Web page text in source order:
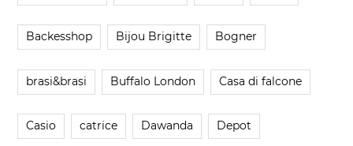
Backesshop Bijou Brigitte Bogner
brasi&brasi Buffalo London Casa di falcone
Casio catrice Dawanda Depot